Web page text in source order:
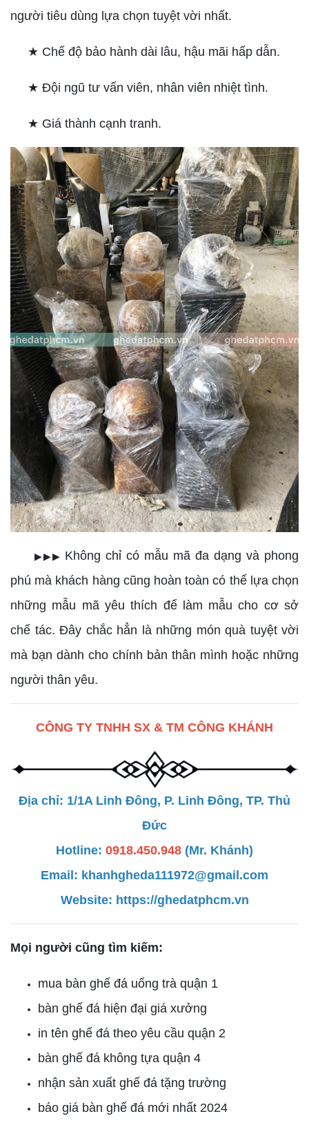
người tiêu dùng lựa chọn tuyệt vời nhất.
★ Chế độ bảo hành dài lâu, hậu mãi hấp dẫn.
★ Đội ngũ tư vấn viên, nhân viên nhiệt tình.
★ Giá thành cạnh tranh.
▶▶▶ Không chỉ có mẫu mã đa dạng và phong
phú mà khách hàng cũng hoàn toàn có thể lựa chọn
những mẫu mã yêu thích để làm mẫu cho cơ sở
chế tác. Đây chắc hẳn là những món quà tuyệt vời
mà bạn dành cho chính bản thân mình hoặc những
người thân yêu.
CÔNG TY TNHH SX & TM CÔNG KHÁNH
Địa chỉ: 1/1A Linh Đông, P. Linh Đông, TP. Thủ
Đức
Hotline: 0918.450.948 (Mr. Khánh)
Email: khanhgheda111972@gmail.com
Website: https://ghedatphcm.vn
Mọi người cũng tìm kiếm:
mua bàn ghế đá uống trà quận 1
bàn ghế đá hiện đại giá xưởng
in tên ghế đá theo yêu cầu quận 2
bàn ghế đá không tựa quận 4
nhận sản xuất ghế đá tặng trường
báo giá bàn ghế đá mới nhất 2024